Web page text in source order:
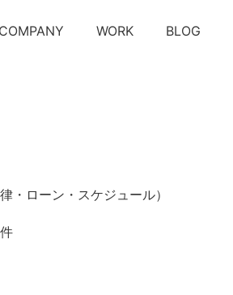
COMPANY WORK BLOG
・ローン・スケジュール）